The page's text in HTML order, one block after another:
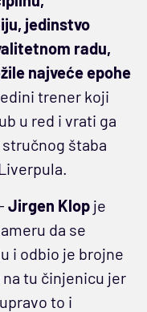
jedinstvo
radu,
najveće epohe
trener koji
u red i vrati ga
štaba
Jirgen Klop je
da se
i odbio je brojne
na tu činjenicu jer
to i